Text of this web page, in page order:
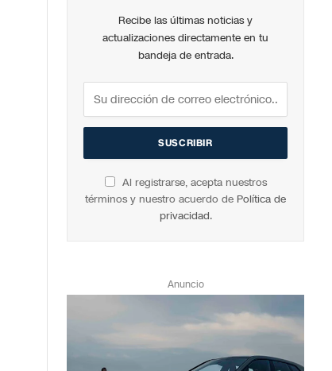
Recibe las últimas noticias y
actualizaciones directamente en tu
bandeja de entrada.
Al registrarse, acepta nuestros
términos y nuestro acuerdo de Política de
privacidad.
Anuncio